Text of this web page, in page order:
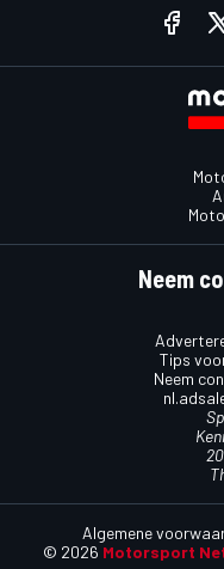
Neem
Tips
Neem
© 2026 Motorsport
Algemene